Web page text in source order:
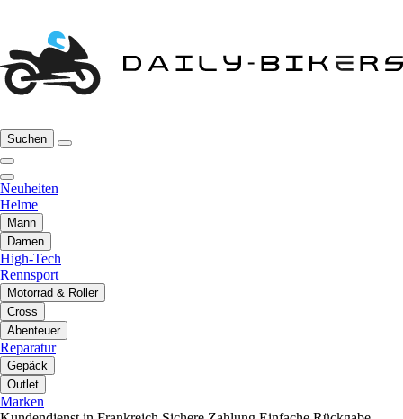
Suchen
Neuheiten
Helme
Mann
Damen
High-Tech
Rennsport
Motorrad & Roller
Cross
Abenteuer
Reparatur
Gepäck
Outlet
Marken